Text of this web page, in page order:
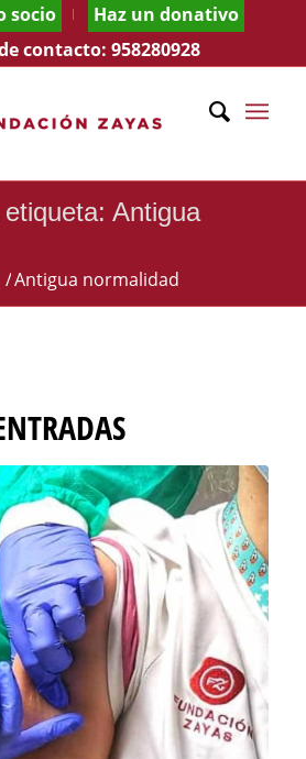
socio
Haz un donativo
contacto:958280928
Antigua
/Antigua normalidad